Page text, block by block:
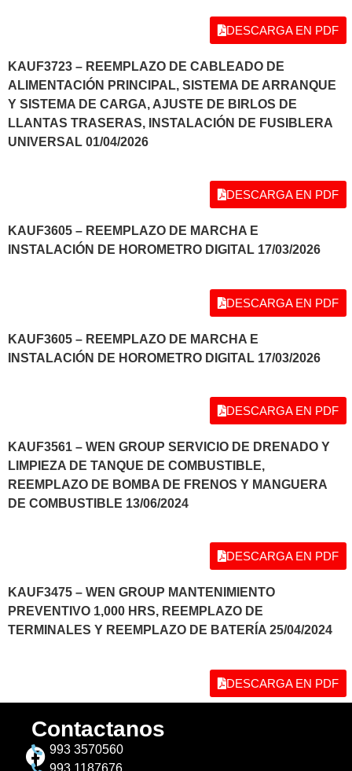
DESCARGA EN PDF
KAUF3723 – REEMPLAZO DE CABLEADO DE
ALIMENTACIÓN PRINCIPAL, SISTEMA DE ARRANQUE
Y SISTEMA DE CARGA, AJUSTE DE BIRLOS DE
LLANTAS TRASERAS, INSTALACIÓN DE FUSIBLERA
UNIVERSAL 01/04/2026
DESCARGA EN PDF
KAUF3605 – REEMPLAZO DE MARCHA E
INSTALACIÓN DE HOROMETRO DIGITAL 17/03/2026
DESCARGA EN PDF
KAUF3605 – REEMPLAZO DE MARCHA E
INSTALACIÓN DE HOROMETRO DIGITAL 17/03/2026
DESCARGA EN PDF
KAUF3561 – WEN GROUP SERVICIO DE DRENADO Y
LIMPIEZA DE TANQUE DE COMBUSTIBLE,
REEMPLAZO DE BOMBA DE FRENOS Y MANGUERA
DE COMBUSTIBLE 13/06/2024
DESCARGA EN PDF
KAUF3475 – WEN GROUP MANTENIMIENTO
PREVENTIVO 1,000 HRS, REEMPLAZO DE
TERMINALES Y REEMPLAZO DE BATERÍA 25/04/2024
DESCARGA EN PDF
Contactanos
993 3570560
993 1187676